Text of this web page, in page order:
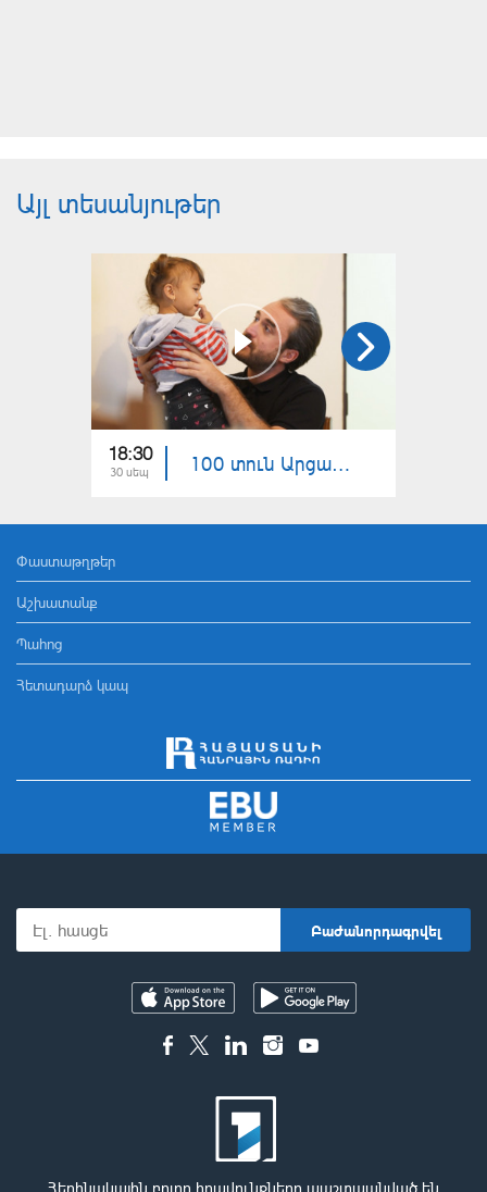
Այլ տեսանյութեր
18:30
30 սեպ 100 տուն Արցախում 39
Փաստաթղթեր
Աշխատանք
Պահոց
Հետադարձ կապ
Հեղինակային բոլոր իրավունքները պաշտպանված են